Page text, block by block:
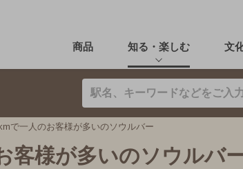
商品 知る・楽しむ 文
で一人のお客様が多いのソウルバー
客様が多いのソウルバ